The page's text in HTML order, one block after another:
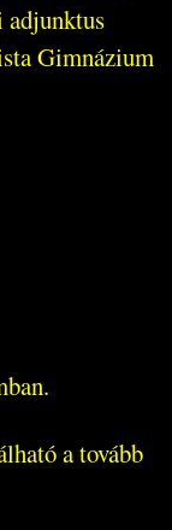
adjunktus
Gimnázium
a tovább